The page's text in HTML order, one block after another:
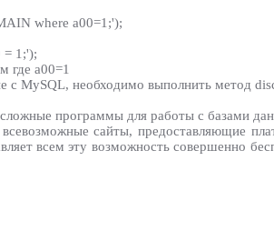
where a00=1;');
= 1;');
где a00=1
с MySQL, необходимо выполнить метод
программы для работы с базами
сайты, предоставляющие
всем эту возможность совершенно